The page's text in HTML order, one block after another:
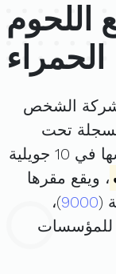
اللحوم
الحمراء
شركة الشخص
مسجلة تحت
. تم تأسيسها في 10 جويلية
، ويقع مقرها
(
9000)،
للمؤسسات